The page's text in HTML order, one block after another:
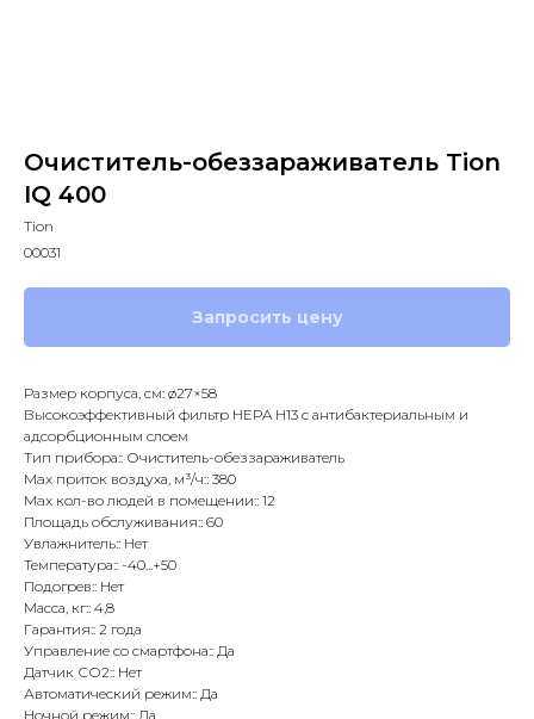
Очиститель-обеззараживатель Tion
IQ 400
Tion
00031
Запросить цену
Размер корпуса, см: ø27×58
Высокоэффективный фильтр HEPA H13 с антибактериальным и
адсорбционным слоем
Тип прибора:: Очиститель-обеззараживатель
Max приток воздуха, м³/ч:: 380
Max кол-во людей в помещении:: 12
Площадь обслуживания:: 60
Увлажнитель:: Нет
Температура:: -40...+50
Подогрев:: Нет
Масса, кг:: 4,8
Гарантия:: 2 года
Управление со смартфона:: Да
Датчик СО2:: Нет
Автоматический режим:: Да
Ночной режим:: Да